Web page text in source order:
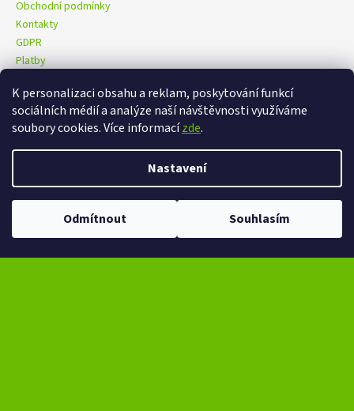
K personalizaci obsahu a reklam, poskytování funkcí
sociálních médií a analýze naší návštěvnosti využíváme
soubory cookies. Více informacízde.
Nastavení
Odmítnout Souhlasím
Obchodní podmínky
Kontakty
GDPR
Platby
eXtrem-audio na facebooku eXtrem-audio na Instagramu
Copyright 2026eXtrem-audio.cz. Všechna práva vyhrazena.
Upravit nastavení cookies